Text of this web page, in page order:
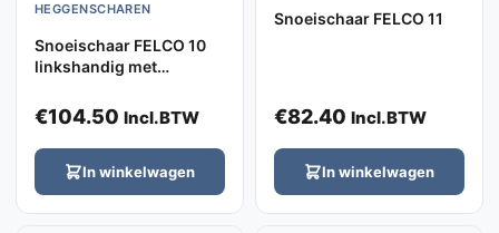
HEGGENSCHAREN
Snoeischaar FELCO 10
linkshandig met
€104.50 Incl.BTW
In winkelwagen
Snoeischaar FELCO 11
€82.40 Incl.BTW
In winkelwagen